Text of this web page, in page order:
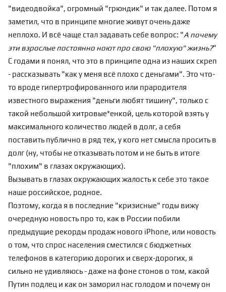
"видеодвойка", огромный "грюндик" и так далее. Потом я
заметил, что в принципе многие живут очень даже
неплохо. И всё чаще стал задавать себе вопрос: "А почему
эти взрослые постоянно ноют про свою "плохую" жизнь?"
С годами я понял, что это в принципе одна из наших скреп
- рассказывать "как у меня всё плохо с деньгами". Это что-
то вроде гипертрофированного или прародителя
известного выражения "деньги любят тишину", только с
такой небольшой хитровые*енкой, цель которой взять у
максимального количество людей в долг, а себя
поставить публично в ряд тех, у кого нет смысла просить в
долг (ну, чтобы не отказывать потом и не быть в итоге
"плохим" в глазах окружающих).
Вызывать в глазах окружающих жалость к себе это такое
наше российское, родное.
Поэтому, когда я в последние "кризисные" годы вижу
очередную новость про то, как в России побили
предыдущие рекорды продаж нового iPhone, или новость
о том, что спрос населения сместился с бюджетных
телефонов в категорию дорогих и сверх-дорогих, я
сильно не удивляюсь - даже на фоне стонов о том, какой
Путин подлец и как он заморил нас голодом и почему он